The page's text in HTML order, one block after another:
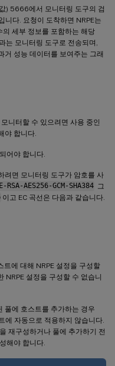
) 5666에서 모니터링 도구의 검
니다. 요청이 도착하면 NRPE는
세부 정보를 포함하는 해당
는 모니터링 도구로 전송되며,
거 성능 데이터를 보여주는 그래
니터할 수 있으려면 사용 중인
야 합니다.
어야 합니다.
려면 모니터링 도구가 암호를 사
RSA-AES256-GCM-SHA384 그
이고 EC 곡선은 다음과 같습니다.
트에 대해 NRPE 설정을 구성할
NRPE 설정을 구성할 수 없습니
풀에 호스트를 추가하는 경우
에 자동으로 적용하지 않습니다.
재구성하거나 풀에 추가하기 전
해야 합니다.